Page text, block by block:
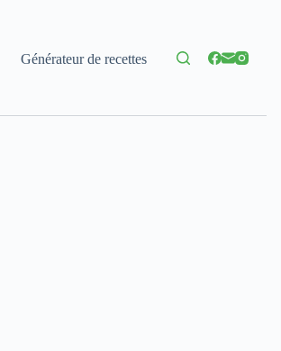
Générateur de recettes